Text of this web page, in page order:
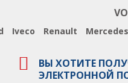
Iveco Renault Mercedes
ВЫ ХОТИТЕ
ЭЛЕКТРОННОЙ